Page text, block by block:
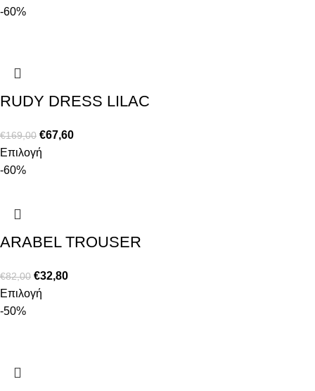
-60%
RUDY DRESS LILAC
€169,00 €67,60
Επιλογή
-60%
ARABEL TROUSER
€82,00 €32,80
Επιλογή
-50%